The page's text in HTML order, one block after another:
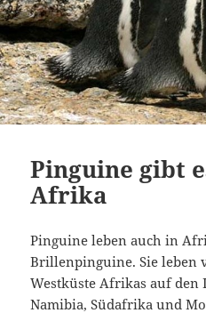
Pinguine gibt
Afrika
Pinguine leben auch in
Brillenpinguine. Sie leben
Westküste Afrikas auf den
Namibia, Südafrika und